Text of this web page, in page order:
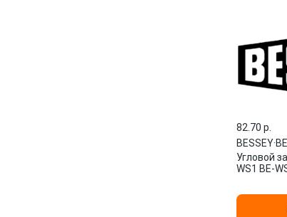
82.70 p.
BESSEY·
Угловой
WS1 BE-